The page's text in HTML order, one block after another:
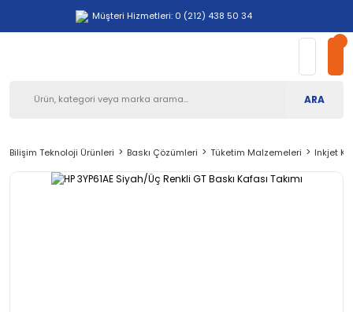
Müşteri Hizmetleri: 0 (212) 438 50 34
ARA
Bilişim Teknoloji Ürünleri Baskı Çözümleri Tüketim Malzemeleri Inkjet